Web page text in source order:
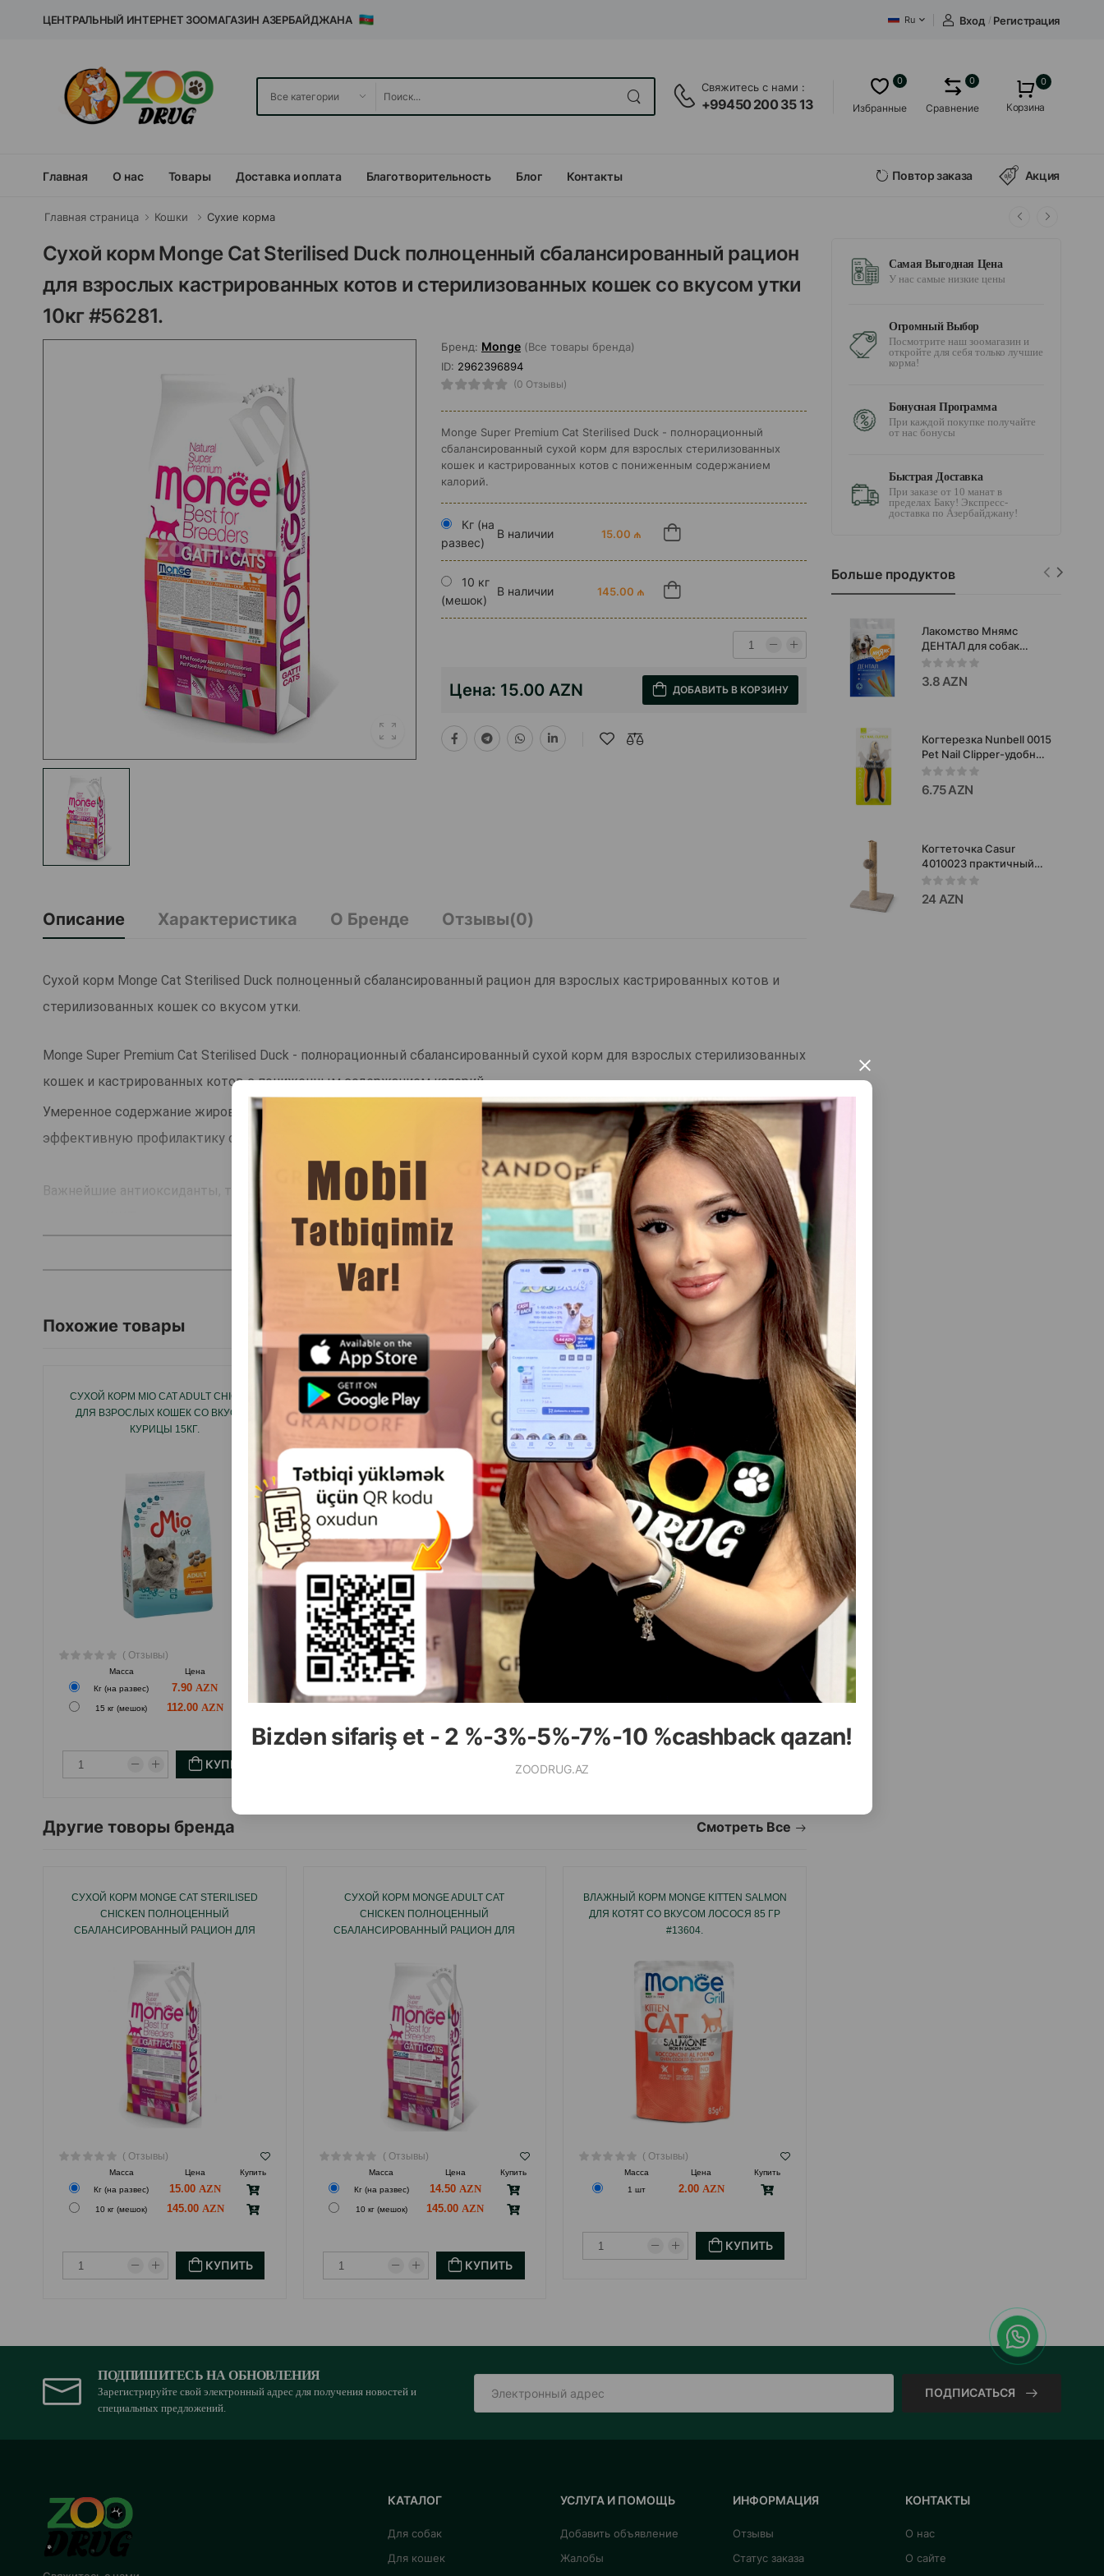
Bizdən sifariş et - 2 %-3%-5%-7%-10 %cashback qazan!
ZOODRUG.AZ
×
ЦЕНТРАЛЬНЫЙ ИНТЕРНЕТ ЗООМАГАЗИН АЗЕРБАЙДЖАНА Ru Вход / Регистрация
Свяжитесь с нами :
+99450 200 35 13 Избранные
0
Сравнение
0 0
Корзина
Главная О нас Товары Доставка и оплата Благотворительность Блог Контакты Повтор заказа Акция
Главная страница Кошки Сухие корма
Сухой корм Monge Cat Sterilised Duck полноценный сбалансированный рацион
для взрослых кастрированных котов и стерилизованных кошек со вкусом утки
10кг #56281.
Бренд: Monge (Все товары бренда)
ID: 2962396894
(0 Отзывы)
Monge Super Premium Cat Sterilised Duck - полнорационный
сбалансированный сухой корм для взрослых стерилизованных
кошек и кастрированных котов с пониженным содержанием
калорий.
Кг (на
развес)
В наличии 15.00 ₼
10 кг
(мешок)
В наличии 145.00 ₼
Цена: 15.00 AZN ДОБАВИТЬ В КОРЗИНУ
Описание Характеристика О Бренде Отзывы(0)
Сухой корм Monge Cat Sterilised Duck полноценный сбалансированный рацион для взрослых кастрированных котов и
стерилизованных кошек со вкусом утки.
Monge Super Premium Cat Sterilised Duck - полнорационный сбалансированный сухой корм для взрослых стерилизованных
кошек и кастрированных котов с пониженным содержанием калорий.
Умеренное содержание жиров в составе и обогащение корма клетчаткой обеспечивают контроль за весом и
эффективную профилактику ожирения.
Важнейшие антиоксиданты, такие как витамин Е, и пребиотики нового поколения X.O.S. поддерживают иммунитет и
Страна производитель: Италия.
ЧИТАТЬ ДАЛЬШЕ
Похожие товары Смотреть Все
СУХОЙ КОРМ MIO CAT ADULT CHICKEN
ДЛЯ ВЗРОСЛЫХ КОШЕК СО ВКУСОМ
КУРИЦЫ 15КГ.
( Отзывы)
Масса Цена
Кг (на развес)
7.90
15 кг (мешок) 112.00
КУПИТЬ
СУХОЙ КОРМ HAPPY CAT STERILISED
ATLANTIC SALMON ДЛЯ
СТЕРИЛИЗОВАННЫХ КОШЕК (ЛОСОСЬ)
( Отзывы)
Масса Цена
Купить
19.50
Hет
СУХОЙ КОРМ ANIMAL WORLD ADULT
SENSITIVE CARE LAMB & RICE - ДЛЯ
ВЗРОСЛЫХ КОШЕК С ЧУВСТВИТЕЛЬНЫМ
ПИЩЕВАРЕНИЕМ, ДЛЯ ЕЖЕДНЕВНОГО
ПИТАНИЯ И ПОДДЕРЖАНИЯ ОТЛИЧНОГО
САМОЧУВСТВИЯ ПИТОМЦА СО ВКУСОМ
ЯГ
Купить
СУХОЙ КОРМ LAVITAL STERILISED LAMB
ДЛЯ ВЗРОСЛЫХ СТЕРИЛИЗОВАННЫХ
Другие товоры бренда Смотреть Все
СУХОЙ КОРМ MONGE CAT STERILISED
CHICKEN ПОЛНОЦЕННЫЙ
СБАЛАНСИРОВАННЫЙ РАЦИОН ДЛЯ
СТЕРИЛИЗОВАННЫХ КОШЕК СО ВКУСОМ
КУРИЦЕЙ 10КГ #05135.
( Отзывы)
Масса Цена
Купить
Кг (на развес)
15.00
10 кг (мешок) 145.00
КУПИТЬ
СУХОЙ КОРМ MONGE ADULT CAT
CHICKEN ПОЛНОЦЕННЫЙ
СБАЛАНСИРОВАННЫЙ РАЦИОН ДЛЯ
10КГ #04800.
( Отзывы)
Масса Цена
Купить
Кг (на развес)
14.50
10 кг (мешок) 145.00
КУПИТЬ
ВЛАЖНЫЙ КОРМ MONGE KITTEN SALMON
ДЛЯ КОТЯТ СО ВКУСОМ ЛОСОСЯ 85 ГР
#13604.
( Отзывы)
Масса Цена
Купить
1 шт
2.00
КУПИТЬ
Самая Выгодная Цена
У нас самые низкие цены
Огромный Выбор
Посмотрите наш зоомагазин и
откройте для себя только лучшие
корма!
Бонусная Программа
При каждой покупке получайте
от нас бонусы
Быстрая Доставка
При заказе от 10 манат в
пределах Баку! Экспресс-
доставка по Азербайджану!
Больше продуктов
Лакомство Мнямс
ДЕНТАЛ для собак
"Крученые палочки" с
ягненком и мятой 70 г
3.8 AZN
Когтерезка Nunbell 0015
Pet Nail Clipper-удобный
и безопасный
инструмент для
стрижки когтей у собак
6.75 AZN
Когтеточка Casur
4010023 практичный
аксессуар для кошек,
помогающий
поддерживать когти в
24 AZN
ПОДПИШИТЕСЬ НА ОБНОВЛЕНИЯ
Зарегистрируйте свой электронный адрес для получения новостей и
специальных предложений.
ПОДПИСАТЬСЯ
КАТАЛОГ
Для собак
Для кошек
УСЛУГА И ПОМОЩЬ
Добавить объявление
Жалобы
ИНФОРМАЦИЯ
Отзывы
Статус заказа
КОНТАКТЫ
О нас
О сайте